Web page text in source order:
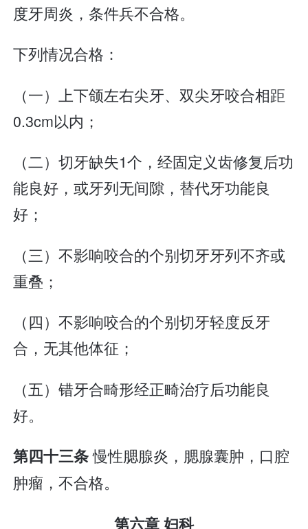
度牙周炎，条件兵不合格。
下列情况合格：
（一）上下颌左右尖牙、双尖牙咬合相距
0.3cm以内；
（二）切牙缺失1个，经固定义齿修复后功
能良好，或牙列无间隙，替代牙功能良
好；
（三）不影响咬合的个别切牙牙列不齐或
重叠；
（四）不影响咬合的个别切牙轻度反牙
合，无其他体征；
（五）错牙合畸形经正畸治疗后功能良
好。
第四十三条慢性腮腺炎，腮腺囊肿，口腔
肿瘤，不合格。
第六章 妇科